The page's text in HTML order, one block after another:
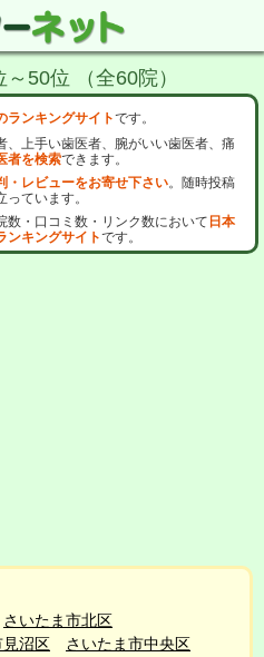
50位 （全60院）
ランキングサイトです。
、上手い歯医者、腕がいい歯医者、痛
者を検索できます。
・レビューをお寄せ下さい。随時投稿
ています。
数・口コミ数・リンク数において 日本
ンキングサイトです。
さいたま市北区
見沼区
さいたま市中央区